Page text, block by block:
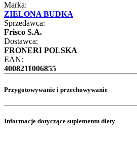
Marka:
ZIELONA BUDKA
Sprzedawca:
Frisco S.A.
Dostawca:
FRONERI POLSKA
EAN:
4008211006855
Przygotowywanie i przechowywanie
Informacje dotyczące suplementu diety